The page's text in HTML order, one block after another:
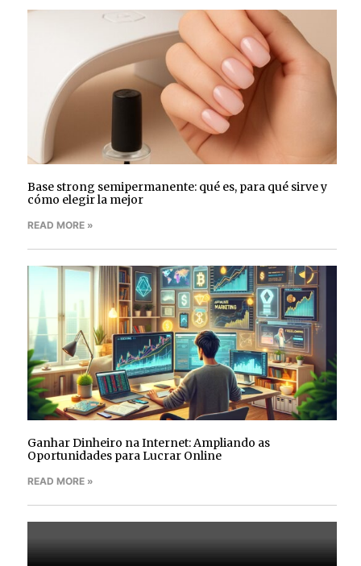
Base strong semipermanente: qué es, para qué sirve y
cómo elegir la mejor
READ MORE »
Ganhar Dinheiro na Internet: Ampliando as
Oportunidades para Lucrar Online
READ MORE »